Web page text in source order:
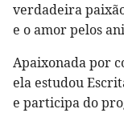
verdadeira
e o amor pelos
Apaixonada por
ela estudou
e participa do